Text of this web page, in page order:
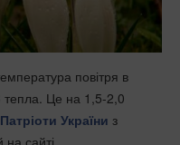
повітря в
тепла. Це на 1,5-2,0
Патріоти України з
сайті